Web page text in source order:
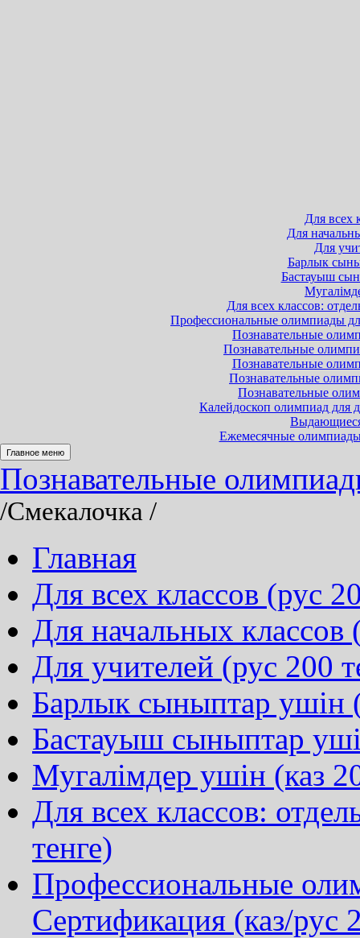
Для всех
Для
Для
Барлык
Бастауыш
Для всех классов:
Профессиональные олимпиады
Познавательные
Познавательные
Познавательные
Познавательные
Познавательные
Калейдоскоп олимпиад для
Ежемесячные
Главное меню
Познавательные
/Смекалочка /
Главная
Для всех классов (рус
Для начальных классов
Для учителей (рус 200
Барлык сыныптар ушін
Бастауыш сыныптар
Мугалімдер ушін (каз
Для всех классов:
тенге)
Профессиональные
Сертификация (каз/рус